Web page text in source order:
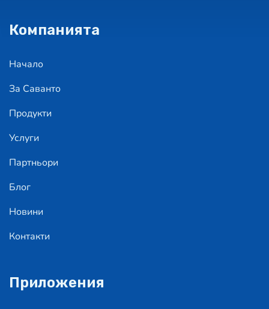
Компанията
Начало
За Саванто
Продукти
Услуги
Партньори
Блог
Новини
Контакти
Приложения